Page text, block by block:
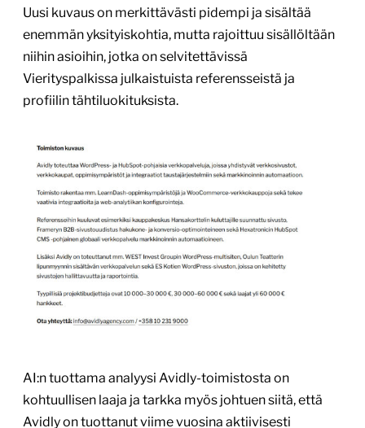
Uusi kuvaus on merkittävästi pidempi ja sisältää
enemmän yksityiskohtia, mutta rajoittuu sisällöltään
niihin asioihin, jotka on selvitettävissä
Vierityspalkissa julkaistuista referensseistä ja
profiilin tähtiluokituksista.
AI:n tuottama analyysi Avidly-toimistosta on
kohtuullisen laaja ja tarkka myös johtuen siitä, että
Avidly on tuottanut viime vuosina aktiivisesti